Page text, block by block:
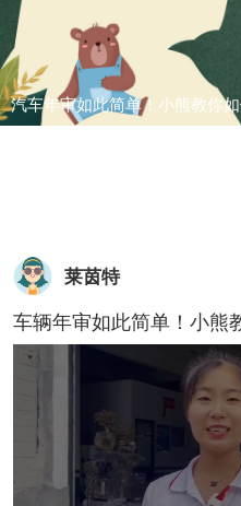
莱茵特
车辆年审如此简单！小熊